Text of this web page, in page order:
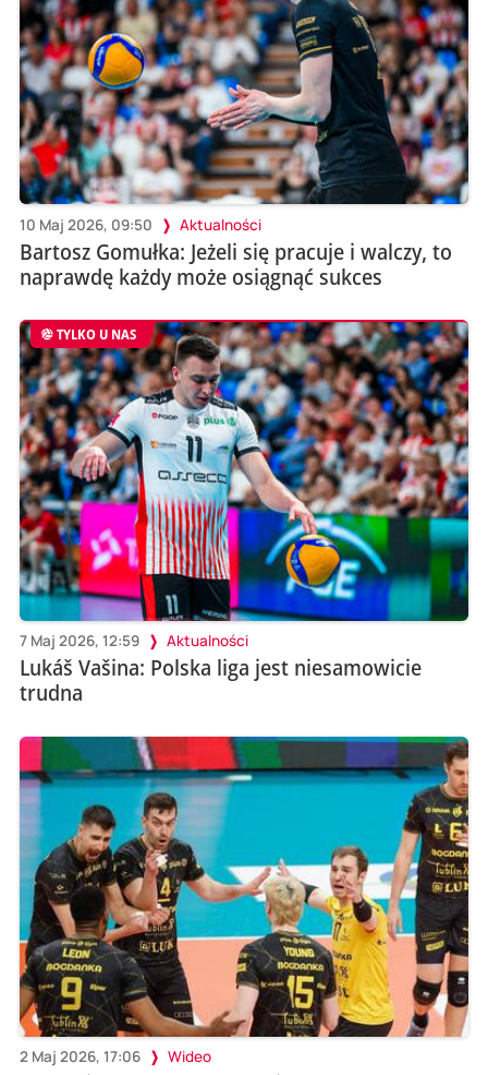
10 Maj 2026, 09:50 Aktualności
Bartosz Gomułka: Jeżeli się pracuje i walczy, to
naprawdę każdy może osiągnąć sukces
TYLKO U NAS
7 Maj 2026, 12:59 Aktualności
Lukáš Vašina: Polska liga jest niesamowicie
trudna
2 Maj 2026, 17:06 Wideo